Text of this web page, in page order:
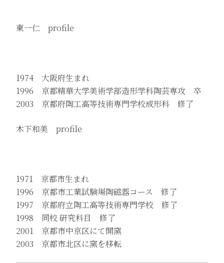
東一仁 profile
1974 大阪府生まれ
1996 京都精華大学美術学部造形学科陶芸専攻 卒
2003 京都府陶工高等技術専門学校成形科 修了
木下和美 profile
1971 京都市生まれ
1996 京都市工業試験場陶磁器コース 修了
1997 京都府立陶工高等技術専門学校 修了
1998 同校 研究科目 修了
2001 京都市中京区にて開窯
2003 京都市北区に窯を移転